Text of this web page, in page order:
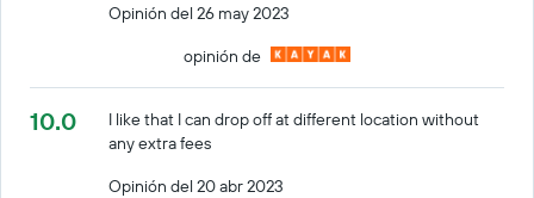
Opinión del 26 may 2023
opinión de
10.0
I like that I can drop off at different location without
any extra fees
Opinión del 20 abr 2023